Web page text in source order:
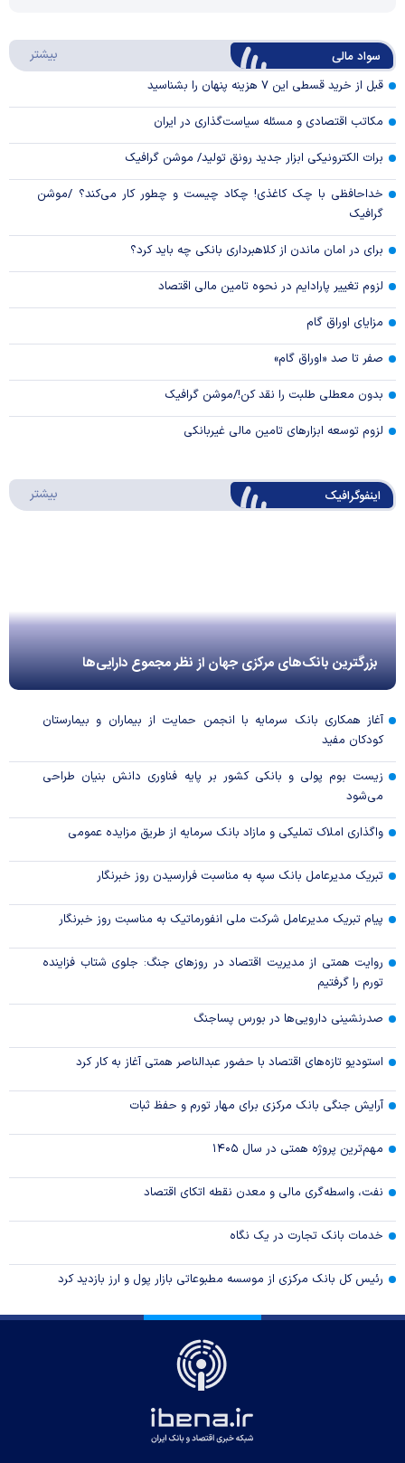
Video
سواد مالی بیشتر
قبل از خرید قسطی این ۷ هزینه پنهان را بشناسید
مکاتب اقتصادی و مسئله سیاست‌گذاری در ایران
برات الکترونیکی ابزار جدید رونق تولید/ موشن گرافیک
خداحافظی با چک کاغذی! چکاد چیست و چطور کار می‌کند؟ /موشن
گرافیک
برای در امان ماندن از کلاهبرداری بانکی چه باید کرد؟
لزوم تغییر پارادایم در نحوه تامین مالی اقتصاد
مزایای اوراق گام
صفر تا صد «اوراق گام»
بدون معطلی طلبت را نقد کن!/موشن گرافیک
لزوم توسعه ابزارهای تامین مالی غیربانکی
اینفوگرافیک بیشتر
بزرگترین بانک‌های مرکزی جهان از نظر مجموع دارایی‌ها
آغاز همکاری بانک سرمایه با انجمن حمایت از بیماران و بیمارستان
کودکان مفید
زیست بوم پولی و بانکی کشور بر پایه فناوری دانش بنیان طراحی
می‌شود
واگذاری املاک تملیکی و مازاد بانک سرمایه از طریق مزایده عمومی
تبریک مدیرعامل بانک سپه به مناسبت فرارسیدن روز خبرنگار
پیام تبریک مدیرعامل شرکت ملی انفورماتیک به مناسبت روز خبرنگار
روایت همتی از مدیریت اقتصاد در روزهای جنگ: جلوی شتاب فزاینده
تورم را گرفتیم
صدرنشینی دارویی‌ها در بورس پساجنگ
استودیو تازه‌های اقتصاد با حضور عبدالناصر همتی آغاز به کار کرد
آرایش جنگی بانک مرکزی برای مهار تورم و حفظ ثبات
مهم‌ترین پروژه همتی در سال ۱۴۰۵
نفت، واسطه‌گری مالی و معدن نقطه اتکای اقتصاد
خدمات بانک تجارت در یک نگاه
رئیس کل بانک مرکزی از موسسه مطبوعاتی بازار پول و ارز بازدید کرد